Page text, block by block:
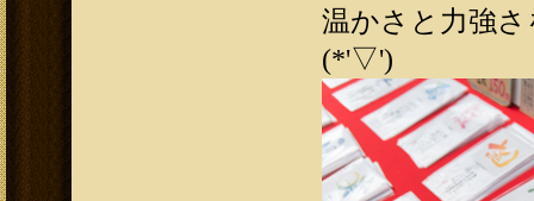
温かさと力強
(*'▽')